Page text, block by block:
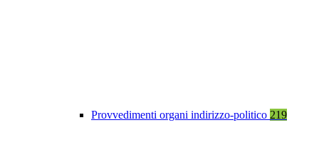
Provvedimenti organi indirizzo-politico 219